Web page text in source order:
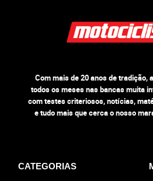
Com mais de 20 anos de tradição,
todos os meses nas bancas muita
com testes criteriosos, notícias,
e tudo mais que cerca o nosso
CATEGORIAS